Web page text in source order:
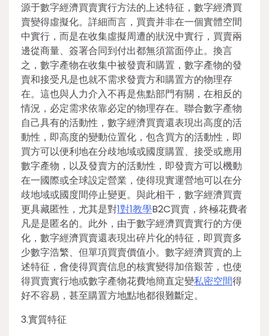
源于數字經濟買賣實行方法的上述特征，數字經濟買
賣變得虛擬化。詳細而言，買賣并非在一個實體空間
中實行，而是在收集虛擬周遭的狀況中實行，買賣兩
邊從商量、簽署合同到付出都無須當面停止。換言
之，數字產物在收集中被發賣和購置，數字產物的發
賣和接受凡是也就不需求發賣方和購置方的物理存
在。這也與人力介入不再是焦點部門有關，在相反的
情況，必定需求依靠必定的物理存在。聯合數字產物
自己具有的活動性，數字經濟買賣還表現出高度的活
動性，即高度的變動位置化，包含買方的活動性，即
買方可以便利地在分歧地域或國度購置、接受或應用
數字產物，以及發賣方的活動性，即發賣方可以機動
在一國際或全球設定營業，使得現實運營地可以在分
歧地域或國度間停止變更。與此相干，數字經濟買賣
更具藏匿性，尤其是對1對1教學B2C買賣，終極花費者
凡是是匿名的。此外，由于數字經濟買賣實行的方便
化，數字經濟買賣還表現出碎片化的特征，即買賣多
少數字浩繁、但單項買賣價值小。數字經濟買賣的上
述特征，會使得買賣信息的核實變得加倍艱苦，也使
得買賣實行地或數字產物花費地簡直定變私密空間得
好不容易，甚至購置方地點地都很難斷定。
3.實質特征